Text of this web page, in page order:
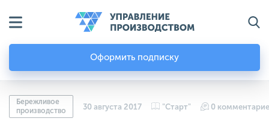
Оформить подписку
Бережливое
производство
30 августа 2017 "Старт" 0